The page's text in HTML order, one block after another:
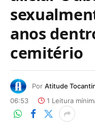
anos
cemitério
Por Atitude
06:53
1 Leitura